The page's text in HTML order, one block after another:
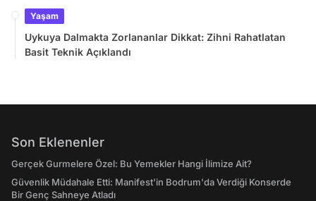
Yaşam
Uykuya Dalmakta Zorlananlar Dikkat: Zihni Rahatlatan
Basit Teknik Açıklandı
Son Eklenenler
Gerçek Gurmelere Özel: Bu Yemekler Hangi İlimize Ait?
Güvenlik Müdahale Etti: Manifest'in Bodrum'da Verdiği Konserde
Bir Genç Sahneye Atladı